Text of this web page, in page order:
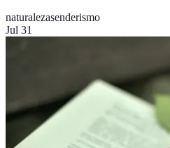
naturalezasenderismo
Jul 31